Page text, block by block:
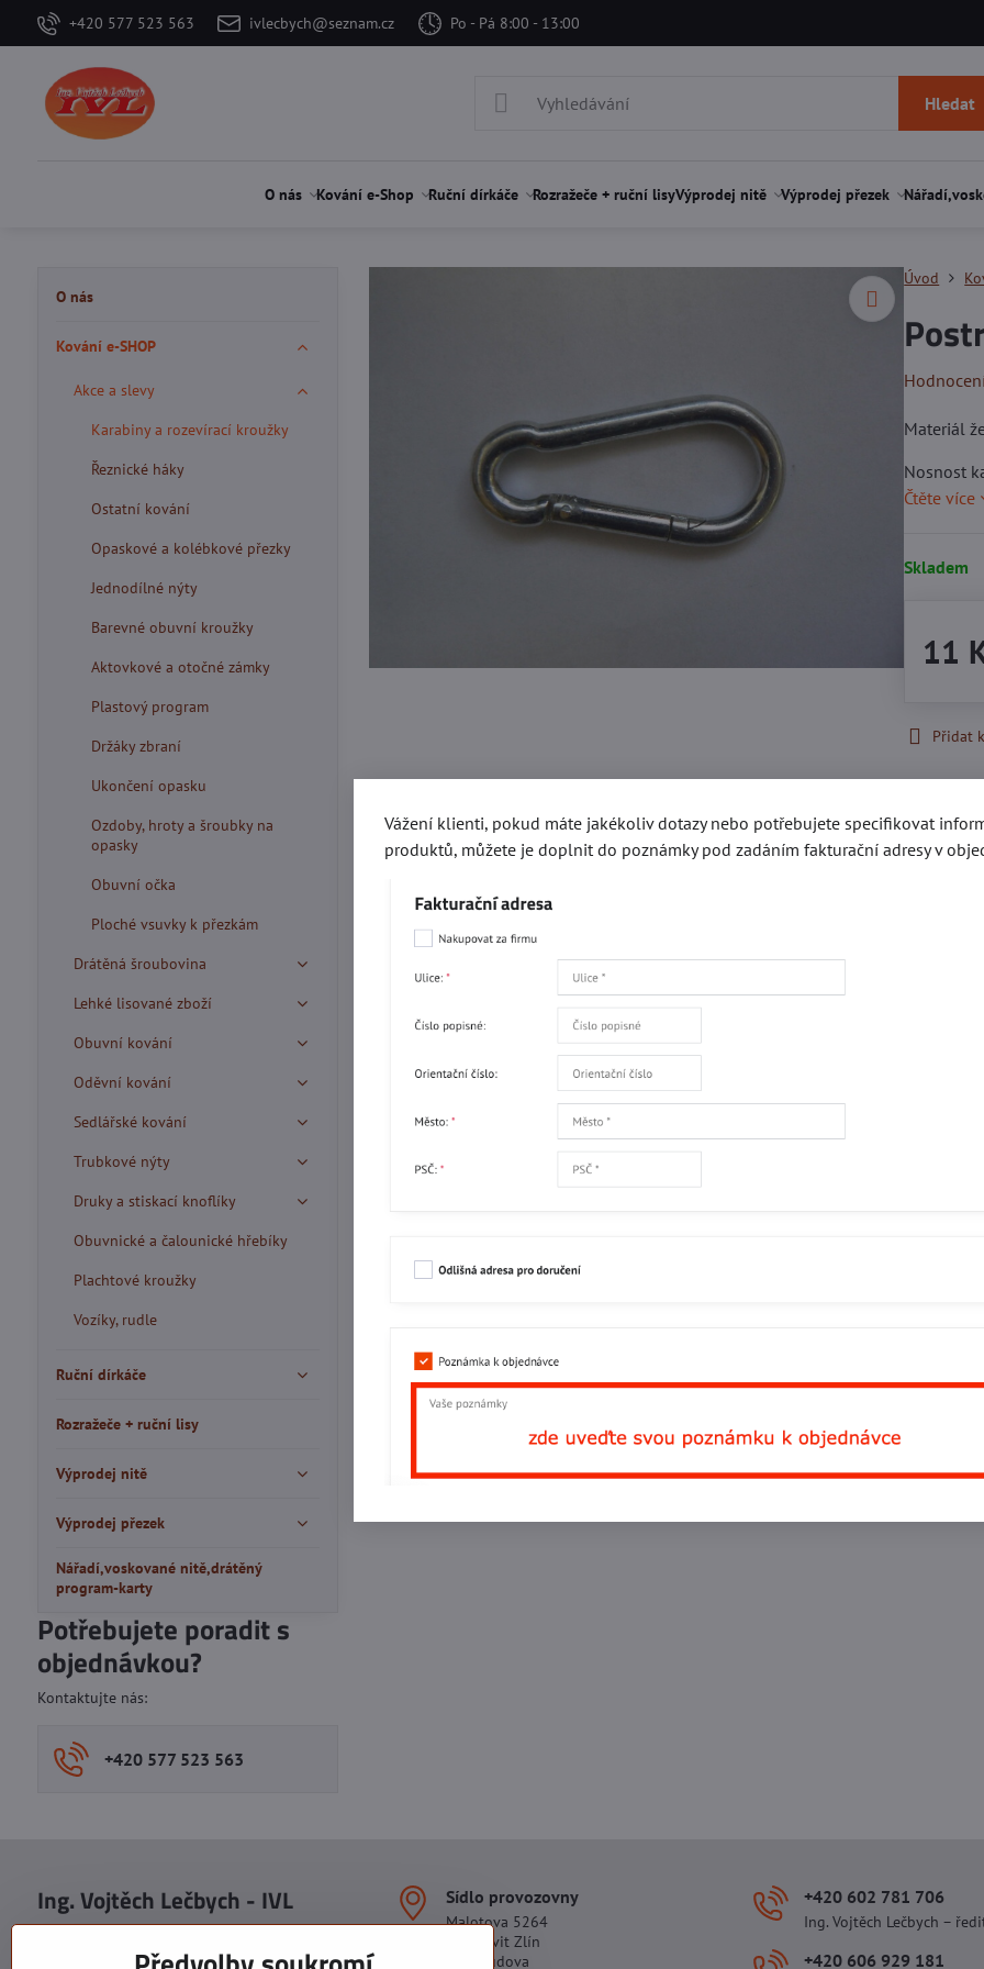
+420 577 523 563 ivlecbych@seznam.cz Po - Pá 8:00 - 13:00
Hledat
O nás Kování e-Shop Ruční dírkáče Rozražeče + ruční lisyVýprodej nitě Výprodej přezek
Úvod
Materiál
Nosnost
Čtěte více
Skladem
11
Přidat
Popis Recenze 0
Více z kategorie
O nás
Kování e-SHOP
Akce a slevy
Karabiny a rozevírací kroužky
Řeznické háky
Ostatní kování
Opaskové a kolébkové přezky
Jednodílné nýty
Barevné obuvní kroužky
Aktovkové a otočné zámky
Plastový program
Držáky zbraní
Ukončení opasku
Ozdoby, hroty a šroubky na
opasky
Obuvní očka
Ploché vsuvky k přezkám
Drátěná šroubovina
Lehké lisované zboží
Obuvní kování
Oděvní kování
Sedlářské kování
Trubkové nýty
Druky a stiskací knoflíky
Obuvnické a čalounické hřebíky
Plachtové kroužky
Vozíky, rudle
Ruční dírkáče
Rozražeče + ruční lisy
Výprodej nitě
Výprodej přezek
Nářadí,voskované nitě,drátěný
program-karty
Potřebujete poradit s
objednávkou?
Kontaktujte nás:
+420 577 523 563
Ing. Vojtěch Lečbych - IVL
DIČ: CZ5602130809
Sídlo provozovny
Malotova 5264
Areál Svit Zlín
113. budova
+420 602 781 706
Ing. Vojtěch Lečbych –
+420 606 929 181
Vážení klienti, pokud máte jakékoliv dotazy nebo potřebujete specifikovat
produktů, můžete je doplnit do poznámky pod zadáním fakturační adresy v